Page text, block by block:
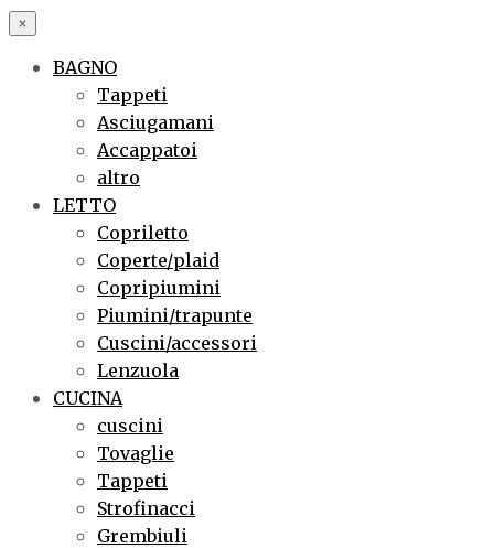
×
BAGNO
Tappeti
Asciugamani
Accappatoi
altro
LETTO
Copriletto
Coperte/plaid
Copripiumini
Piumini/trapunte
Cuscini/accessori
Lenzuola
CUCINA
cuscini
Tovaglie
Tappeti
Strofinacci
Grembiuli